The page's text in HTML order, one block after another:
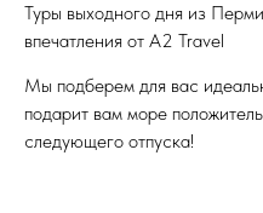
Туры выходного дня из
впечатления от A2 Travel
Мы подберем для вас
подарит вам море
следующего отпуска!